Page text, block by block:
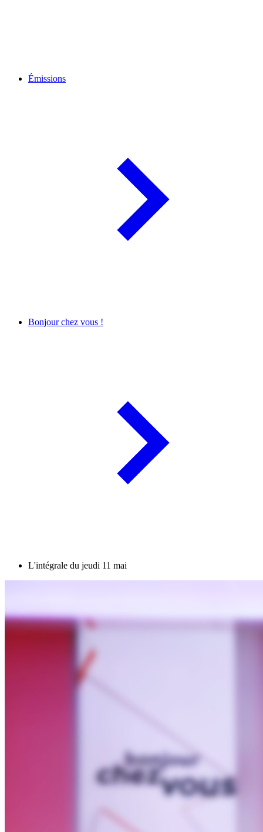
Émissions
Bonjour chez vous !
L'intégrale du jeudi 11 mai